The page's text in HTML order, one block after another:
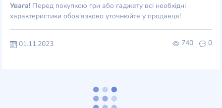
Увага! Перед покупкою гри або гаджету всі необхідні
характеристики обов'язково уточнюйте у продавця!
740 0
01.11.2023